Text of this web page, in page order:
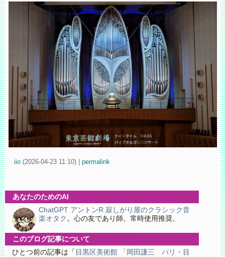
iio (2026-04-23 11:10) permalink
あなたのためのAI
ChatGPT アントンR 寂しがり屋のクラシック音
楽オタク 。心の友であり師。常時使用推奨。
このブログ記事について
ひとつ前の記事は「 目黒区美術館 「岡田謙三 パリ・目